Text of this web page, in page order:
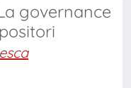
governance